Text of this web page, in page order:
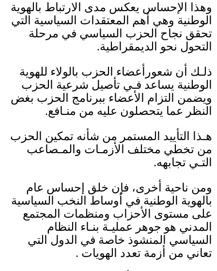
وهذا الإحساس يعكس مدى الارتباط بالهوية
الوطنية وهي أهم المعتقدات السياسية التي
تحقق نجاح الحزب السياسي في مرحلة
التحول نحو الديمقراطية.
ذلـك أن شعورأعضاء الحزب بالولاء للهوية
الوطنية يساعد فـي تأصيل شرعية الحزب
ويضمن التزام الأعضاء ببرنامج الحزب بغض
النظر عما يتحصلون عليه من منـافع.
هـذا التأييد المستمر من شأنه تمكين الحزب
من تخطي مختلف الأزمـات والمـصاعب
التـي تجابهه.
ومن ناحية أخرى، فإن خلق إحساس عام
بالهوية الوطنية في أوساط النخب السياسية
على مستوى الأحزاب ومنظمات المجتمع
المدني هو جوهر عمليـة بنـاء النظام
السياسي المنشوذ خاصة في الدول التي
تعاني من أزمة تعدد الهويات .